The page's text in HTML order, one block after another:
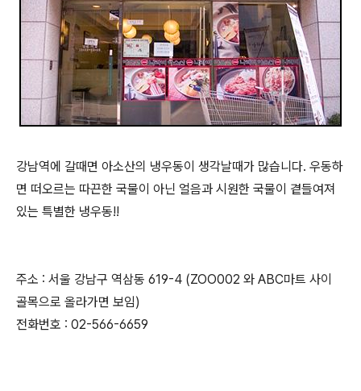
강남역에 갈때면 아소산의 냉우동이 생각날때가 많습니다. 우동하
면 떠오르는 따끈한 국물이 아닌 얼음과 시원한 국물이 곁들여져
있는 특별한 냉우동!!
주소 : 서울 강남구 역삼동 619-4 (ZOO002 와 ABC마트 사이
골목으로 올라가면 보임)
전화번호 : 02-566-6659